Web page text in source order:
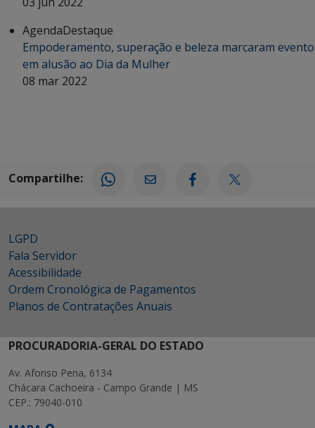
AgendaDestaque
Empoderamento, superação e beleza marcaram evento
em alusão ao Dia da Mulher
08 mar 2022
Compartilhe:
LGPD
Fala Servidor
Acessibilidade
Ordem Cronológica de Pagamentos
Planos de Contratações Anuais
PROCURADORIA-GERAL DO ESTADO
Av. Afonso Pena, 6134
Chácara Cachoeira - Campo Grande | MS
CEP.: 79040-010